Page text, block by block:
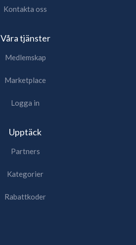
Kontakta oss
Våra tjänster
Medlemskap
Marketplace
Logga in
Upptäck
Partners
Kategorier
Rabattkoder